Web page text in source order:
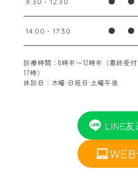
14:00 - 17:30 ● ●
診療時間：8時半〜12時半（最終受
17時）
休診日：木曜·日祝日·土曜午後
LINE